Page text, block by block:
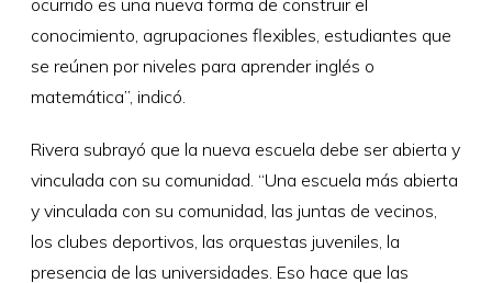
conocimiento, agrupaciones flexibles, estudiantes que
se reúnen por niveles para aprender inglés o
matemática”, indicó.
Rivera subrayó que la nueva escuela debe ser abierta y
vinculada con su comunidad. “Una escuela más abierta
y vinculada con su comunidad, las juntas de vecinos,
los clubes deportivos, las orquestas juveniles, la
presencia de las universidades. Eso hace que las